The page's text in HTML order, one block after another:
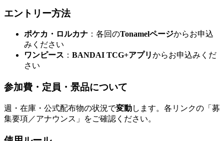
エントリー方法
ポケカ・ロルカナ ：各回のTonamelページからお申込
みください
ワンピース ： BANDAI TCG+アプリからお申込みくだ
さい
参加費・定員・景品について
週・在庫・公式配布物の状況で変動します。各リンクの「募
集要項／アナウンス」をご確認ください。